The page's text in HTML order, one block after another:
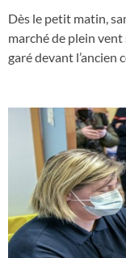
Dès le petit matin,
marché de plein vent
garé devant l’ancien